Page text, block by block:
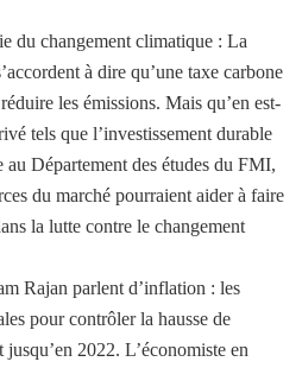
du changement climatique : La
à dire qu’une taxe carbone
les émissions. Mais qu’en est-
tels que l’investissement durable
Département des études du FMI,
du marché pourraient aider à faire
la lutte contre le changement
Rajan parlent d’inflation : les
pour contrôler la hausse de
2022. L’économiste en